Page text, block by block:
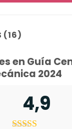
(16)
en Guía
2024
4,9